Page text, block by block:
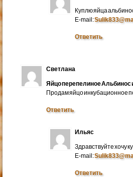
Куплю яйца
E-mail:
Ответить
Светлана
Яйцо перепелиное Альбинос
Продам яйцо инкубационное
Ответить
Ильяс
Здравствуйте хочу
E-mail:
Ответить